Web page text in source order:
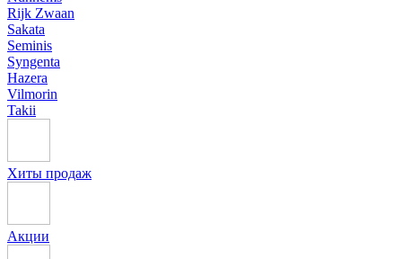
Rijk Zwaan
Sakata
Seminis
Syngenta
Hazera
Vilmorin
Takii
Хиты продаж
Акции